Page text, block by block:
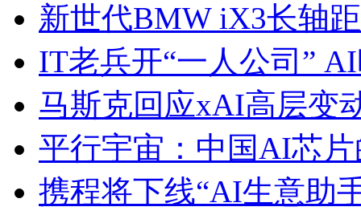
新世代BMW iX3长轴
IT老兵开“一人公司”
马斯克回应xAI高层变
平行宇宙：中国AI芯
携程将下线“AI生意助